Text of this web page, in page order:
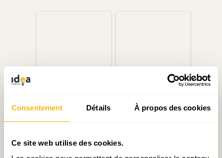
Consentement Détails À propos des cookies
Ce site web utilise des cookies.
Luxembourg et le chemin
Écrit par Vincent Hein